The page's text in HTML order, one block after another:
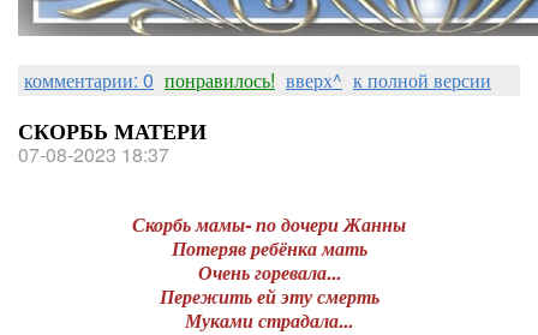
комментарии: 0 понравилось! вверх^ к полной версии
СКОРБЬ МАТЕРИ
07-08-2023 18:37
Скорбь мамы- по дочери Жанны
Потеряв ребёнка мать
Очень горевала...
Пережить ей эту смерть
Муками страдала...